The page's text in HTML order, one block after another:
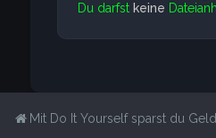
Du darfst keine
Mit Do It Yourself sparst du